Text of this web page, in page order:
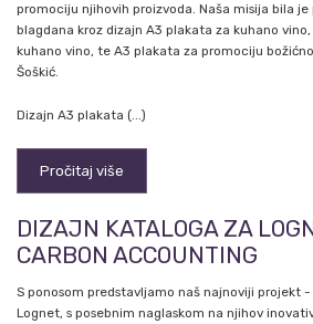
promociju njihovih proizvoda. Naša misija bila
blagdana kroz dizajn A3 plakata za kuhano
kuhano vino, te A3 plakata za promociju
Šoškić.
Dizajn A3 plakata (...)
Pročitaj više
DIZAJN KATALOGA ZA
CARBON ACCOUNTING
S ponosom predstavljamo naš najnoviji projekt
Lognet, s posebnim naglaskom na njihov